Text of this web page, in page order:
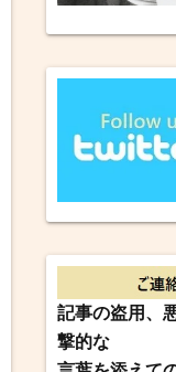
記事の盗用、
撃的な